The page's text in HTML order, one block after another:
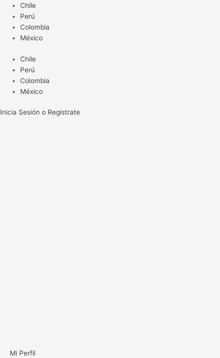
contenido
Chile
Perú
Colombia
México
Chile
Perú
Colombia
México
Inicia Sesión o Registrate
Mi Perfil